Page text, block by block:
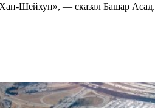
Хан-Шейхун», — сказал Башар Асад.